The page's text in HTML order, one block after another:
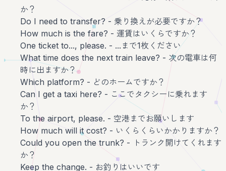
か？
Do I need to transfer? - 乗り換えが必要ですか？
How much is the fare? - 運賃はいくらですか？
One ticket to..., please. - ...まで1枚ください
What time does the next train leave? - 次の電車は何
時に出ますか？
Which platform? - どのホームですか？
Can I get a taxi here? - ここでタクシーに乗れます
か？
To the airport, please. - 空港までお願いします
How much will it cost? - いくらくらいかかりますか？
Could you open the trunk? - トランク開けてくれます
か？
Keep the change. - お釣りはいいです